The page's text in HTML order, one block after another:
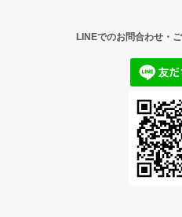
LINEでのお問合わせ・